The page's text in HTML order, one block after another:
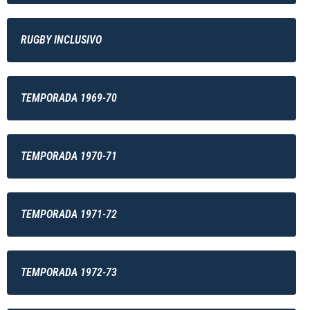
RUGBY INCLUSIVO
TEMPORADA 1969-70
TEMPORADA 1970-71
TEMPORADA 1971-72
TEMPORADA 1972-73